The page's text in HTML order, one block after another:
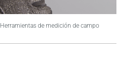
Herramientas de medición de campo